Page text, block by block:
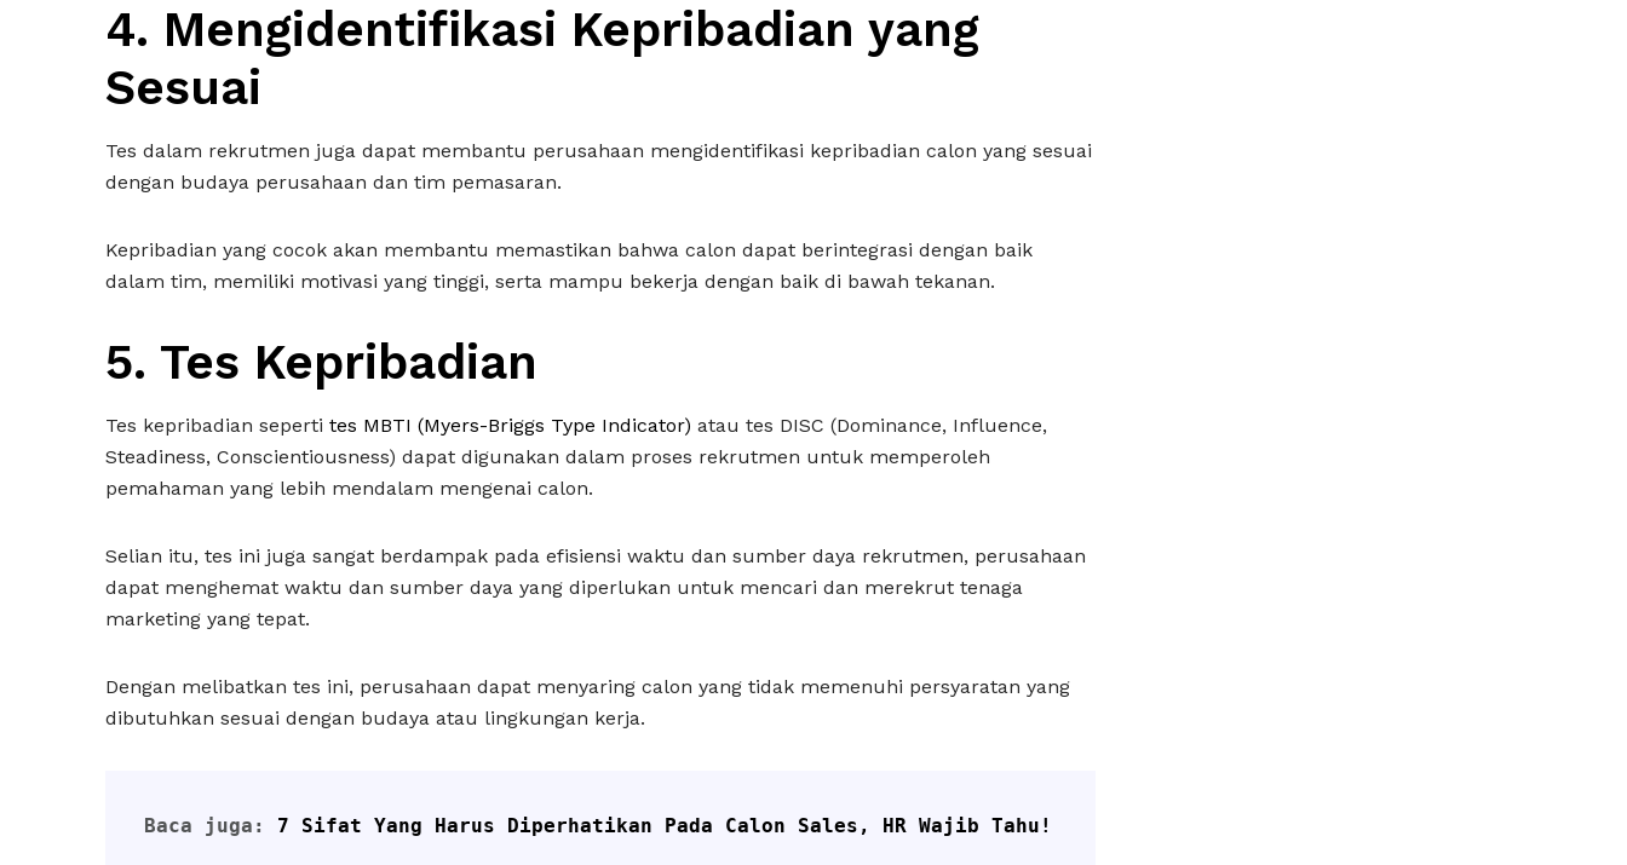
4. Mengidentifikasi Kepribadian yang
Sesuai
Tes dalam rekrutmen juga dapat membantu perusahaan mengidentifikasi kepribadian calon yang sesuai
dengan budaya perusahaan dan tim pemasaran.
Kepribadian yang cocok akan membantu memastikan bahwa calon dapat berintegrasi dengan baik
dalam tim, memiliki motivasi yang tinggi, serta mampu bekerja dengan baik di bawah tekanan.
5. Tes Kepribadian
Tes kepribadian seperti tes MBTI (Myers-Briggs Type Indicator) atau tes DISC (Dominance, Influence,
Steadiness, Conscientiousness) dapat digunakan dalam proses rekrutmen untuk memperoleh
pemahaman yang lebih mendalam mengenai calon.
Selian itu, tes ini juga sangat berdampak pada efisiensi waktu dan sumber daya rekrutmen, perusahaan
dapat menghemat waktu dan sumber daya yang diperlukan untuk mencari dan merekrut tenaga
marketing yang tepat.
Dengan melibatkan tes ini, perusahaan dapat menyaring calon yang tidak memenuhi persyaratan yang
dibutuhkan sesuai dengan budaya atau lingkungan kerja.
Baca juga: 7 Sifat Yang Harus Diperhatikan Pada Calon Sales, HR Wajib Tahu!